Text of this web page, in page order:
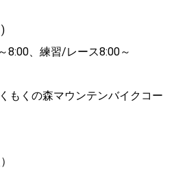
8:00、練習/レース8:00～
もくの森マウンテンバイクコー